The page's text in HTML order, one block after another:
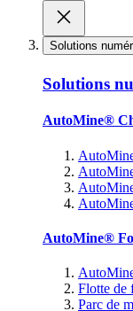
Solutions
Solutions
AutoMine®
AutoMine®
Flotte de
Parc de